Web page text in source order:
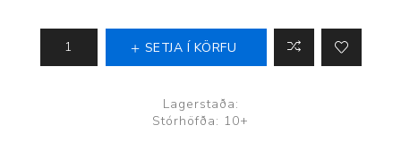
SETJA Í KÖRFU
Lagerstaða:
Stórhöfða: 10+